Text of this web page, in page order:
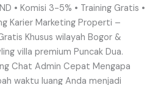
• Komisi 3-5% • Training Gratis •
Karier Marketing Properti –
Khusus wilayah Bogor &
villa premium Puncak Dua.
Chat Admin Cepat Mengapa
waktu luang Anda menjadi